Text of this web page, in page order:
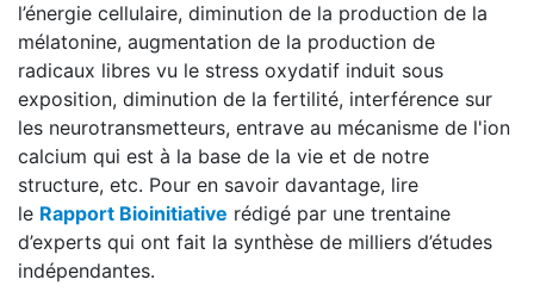
l’énergie cellulaire, diminution de la production de la
mélatonine, augmentation de la production de
radicaux libres vu le stress oxydatif induit sous
exposition, diminution de la fertilité, interférence sur
les neurotransmetteurs, entrave au mécanisme de l'ion
calcium qui est à la base de la vie et de notre
structure, etc. Pour en savoir davantage, lire
le Rapport Bioinitiative rédigé par une trentaine
d’experts qui ont fait la synthèse de milliers d’études
indépendantes.